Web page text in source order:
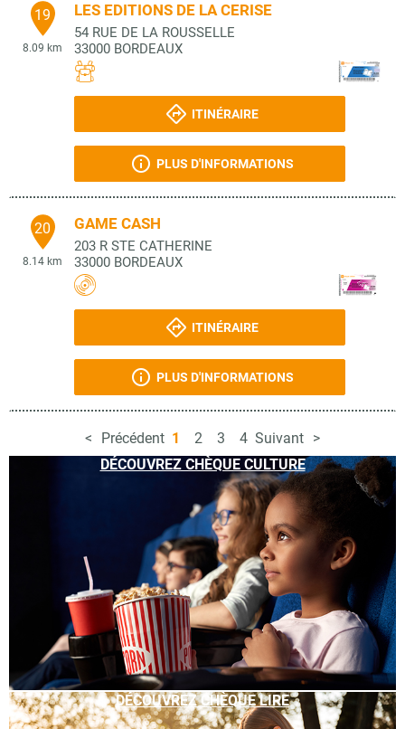
19
8.09 km
LES EDITIONS DE LA CERISE
54 RUE DE LA ROUSSELLE
33000 BORDEAUX
ITINÉRAIRE
PLUS D'INFORMATIONS
20
8.14 km
GAME CASH
203 R STE CATHERINE
33000 BORDEAUX
ITINÉRAIRE
PLUS D'INFORMATIONS
Précédent 1 2 3 4 Suivant
DÉCOUVREZ CHÈQUE CULTURE
DÉCOUVREZ CHÈQUE LIRE